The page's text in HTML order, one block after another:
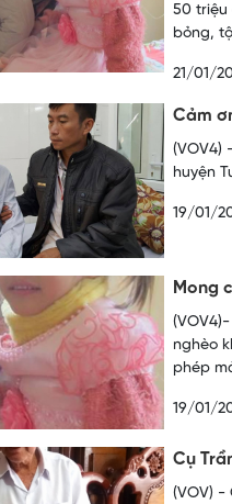
50 triệu
bỏng,
21/01/
Cảm
(VOV4)
huyện
19/01/
Mong
nghèo
phép
19/01/
Cụ
(VOV) -